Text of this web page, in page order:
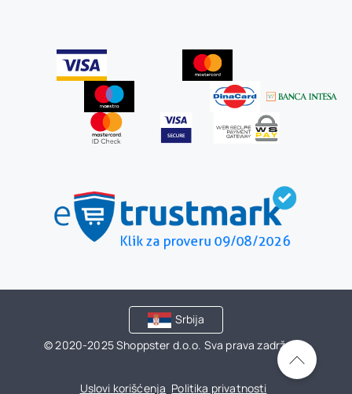
Srbija
© 2020-2025 Shoppster d.o.o. Sva prava zadržana.
Uslovi korišćenja Politika privatnosti